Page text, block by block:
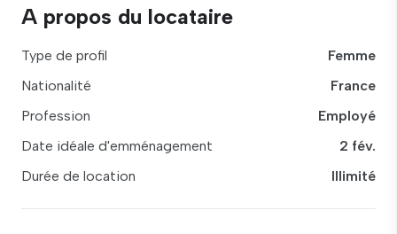
A propos du locataire
Type de profil
Femme
Nationalité
France
Profession
Employé
Date idéale d'emménagement
2 fév.
Durée de location
Illimité